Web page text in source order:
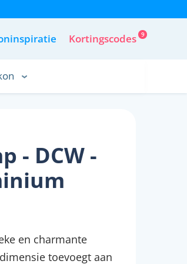
Kortingscodes 9
- DCW -
en charmante
toevoegt aan